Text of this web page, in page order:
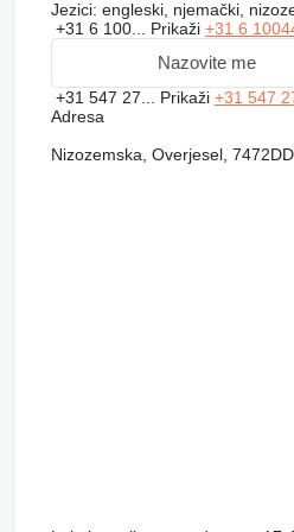
Jezici: engleski, njemački,
+31 6 100... Prikaži +31 6
Nazovite me
+31 547 27... Prikaži +31 547
Adresa
Nizozemska, Overjesel,